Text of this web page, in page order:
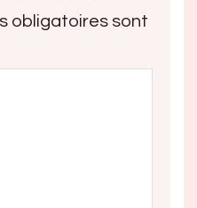
obligatoires sont